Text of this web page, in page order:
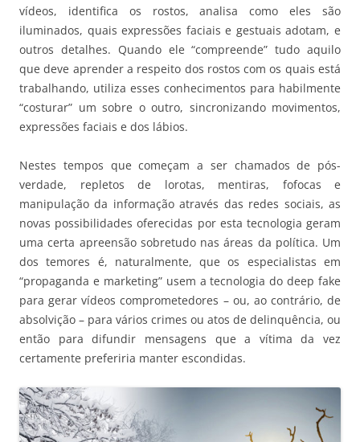
vídeos, identifica os rostos, analisa como eles são
iluminados, quais expressões faciais e gestuais adotam, e
outros detalhes. Quando ele “compreende” tudo aquilo
que deve aprender a respeito dos rostos com os quais está
trabalhando, utiliza esses conhecimentos para habilmente
“costurar” um sobre o outro, sincronizando movimentos,
expressões faciais e dos lábios.
Nestes tempos que começam a ser chamados de pós-
verdade, repletos de lorotas, mentiras, fofocas e
manipulação da informação através das redes sociais, as
novas possibilidades oferecidas por esta tecnologia geram
uma certa apreensão sobretudo nas áreas da política. Um
dos temores é, naturalmente, que os especialistas em
“propaganda e marketing” usem a tecnologia do deep fake
para gerar vídeos comprometedores – ou, ao contrário, de
absolvição – para vários crimes ou atos de delinquência, ou
então para difundir mensagens que a vítima da vez
certamente preferiria manter escondidas.